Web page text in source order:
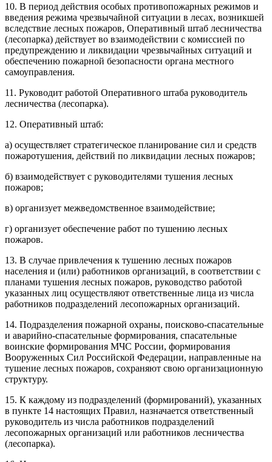
10. В период действия особых противопожарных режимов и
введения режима чрезвычайной ситуации в лесах, возникшей
вследствие лесных пожаров, Оперативный штаб лесничества
(лесопарка) действует во взаимодействии с комиссией по
предупреждению и ликвидации чрезвычайных ситуаций и
обеспечению пожарной безопасности органа местного
самоуправления.
11. Руководит работой Оперативного штаба руководитель
лесничества (лесопарка).
12. Оперативный штаб:
а) осуществляет стратегическое планирование сил и средств
пожаротушения, действий по ликвидации лесных пожаров;
б) взаимодействует с руководителями тушения лесных
пожаров;
в) организует межведомственное взаимодействие;
г) организует обеспечение работ по тушению лесных
пожаров.
13. В случае привлечения к тушению лесных пожаров
населения и (или) работников организаций, в соответствии с
планами тушения лесных пожаров, руководство работой
указанных лиц осуществляют ответственные лица из числа
работников подразделений лесопожарных организаций.
14. Подразделения пожарной охраны, поисково-спасательные
и аварийно-спасательные формирования, спасательные
воинские формирования МЧС России, формирования
Вооруженных Сил Российской Федерации, направленные на
тушение лесных пожаров, сохраняют свою организационную
структуру.
15. К каждому из подразделений (формирований), указанных
в пункте 14 настоящих Правил, назначается ответственный
руководитель из числа работников подразделений
лесопожарных организаций или работников лесничества
(лесопарка).